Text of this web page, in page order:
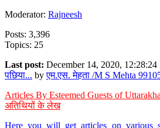
Moderator: Rajneesh
Posts: 3,396
Topics: 25
Last post: December 14, 2020, 12:28:24
पछिया... byएम.एस. मेहता /M S Mehta
Articles By Esteemed Guests of
अतिथियों के लेख
Here you will get articles on various